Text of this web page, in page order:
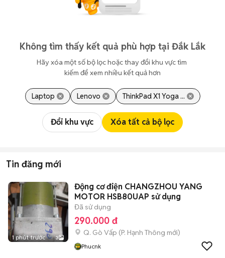
Không tìm thấy kết quả phù hợp tại Đắk Lắk
Hãy xóa một số bộ lọc hoặc thay đổi khu vực tìm
kiếm để xem nhiều kết quả hơn
Laptop Lenovo ThinkPad X1 Yoga ...
Đổi khu vực Xóa tất cả bộ lọc
Tin đăng mới
1 phút trước 3
Động cơ điện CHANGZHOU YANG
MOTOR HSB80UAP sử dụng
Đã sử dụng
290.000 đ
Q. Gò Vấp (P. Hạnh Thông mới)
Phucnk